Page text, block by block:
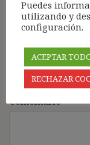
Deja una
Tu dirección de
campos
Comentario*
Puedes
utilizando y
configuración.
ACEPTAR
RECHAZAR